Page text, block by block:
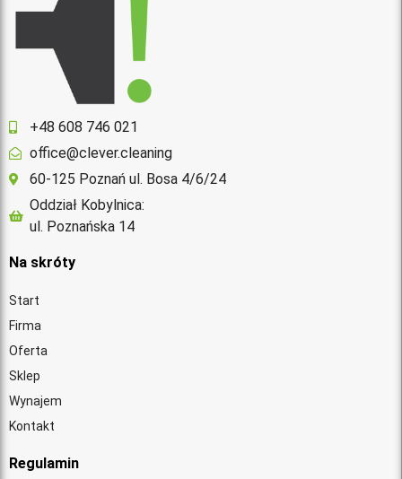
+48 608 746 021
office@clever.cleaning
60-125 Poznań ul. Bosa 4/6/24
Oddział Kobylnica:
ul. Poznańska 14
Na skróty
Start
Firma
Oferta
Sklep
Wynajem
Kontakt
Regulamin